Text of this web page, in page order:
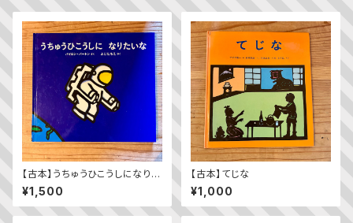
【古本】うちゅうひこうしになりた
いな
¥1,500
【古本】てじな
¥1,000